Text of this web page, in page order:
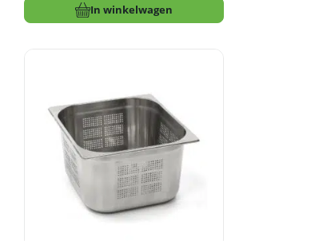
In winkelwagen